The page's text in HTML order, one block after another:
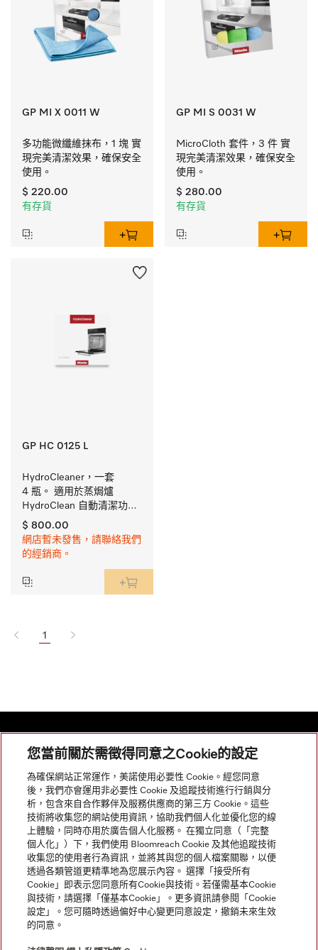
GP MI X 0011 W
多功能微纖維抹布，1 塊 實
現完美清潔效果，確保安全
使用。
$ 220.00
有存貨
GP MI S 0031 W
MicroCloth 套件，3 件 實
現完美清潔效果，確保安全
使用。
$ 280.00
有存貨
GP HC 0125 L
HydroCleaner，一套
4 瓶。 適用於蒸焗爐
HydroClean 自動清潔功能
的清潔劑。
$ 800.00
網店暫未發售，請聯絡我們
的經銷商。
1
網站導航
服務
您當前關於需徵得同意之Cookie的設定
為確保網站正常運作，美諾使用必要性 Cookie。經您同意
後，我們亦會運用非必要性 Cookie 及追蹤技術進行行銷與分
析，包含來自合作夥伴及服務供應商的第三方 Cookie。這些
技術將收集您的網站使用資訊，協助我們個人化並優化您的線
上體驗，同時亦用於廣告個人化服務。 在獨立同意（「完整
個人化」）下，我們使用 Bloomreach Cookie 及其他追蹤技術
收集您的使用者行為資訊，並將其與您的個人檔案關聯，以便
透過各類管道更精準地為您展示內容。 選擇「接受所有
Cookie」即表示您同意所有Cookie與技術。若僅需基本Cookie
與技術，請選擇「僅基本Cookie」。更多資訊請參閱「Cookie
設定」。您可隨時透過偏好中心變更同意設定，撤銷未來生效
的同意。